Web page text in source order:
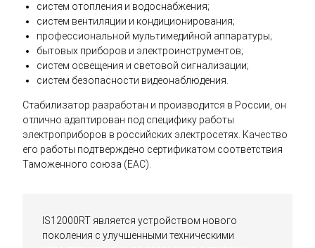
систем отопления и водоснабжения;
систем вентиляции и кондиционирования;
профессиональной мультимедийной аппаратуры;
бытовых приборов и электроинструментов;
систем освещения и световой сигнализации;
систем безопасности видеонаблюдения.
Стабилизатор разработан и производится в России, он
отлично адаптирован под специфику работы
электроприборов в российских электросетях. Качество
его работы подтверждено сертификатом соответствия
Таможенного союза (EAC).
IS12000RT является устройством нового
поколения с улучшенными техническими